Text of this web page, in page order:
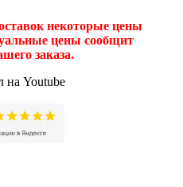
некоторые цены
цены сообщит
заказа.
на Youtube